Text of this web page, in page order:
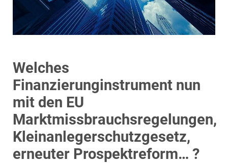
Welches
Finanzierunginstrument nun
mit den EU
Marktmissbrauchsregelungen,
Kleinanlegerschutzgesetz,
erneuter Prospektreform… ?